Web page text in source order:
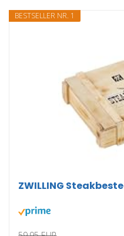
BESTSELLER NR. 1
ZWILLING